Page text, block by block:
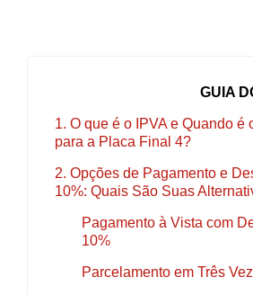
GUIA
1. O que é o IPVA e Quando é
para a Placa Final 4?
2. Opções de Pagamento e
10%: Quais São Suas
Pagamento à Vista com
10%
Parcelamento em Três